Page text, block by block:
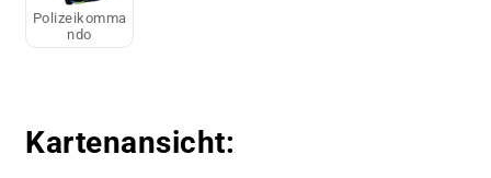
Polizeikomma
ndo
Kartenansicht: